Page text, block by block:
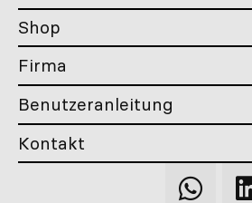
Shop
Firma
Benutzeranleitung
Kontakt
Qooqer